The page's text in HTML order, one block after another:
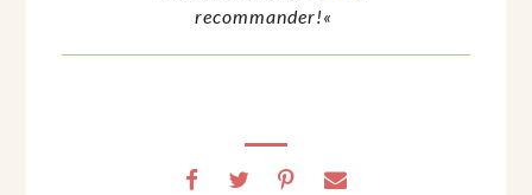
recommander!«